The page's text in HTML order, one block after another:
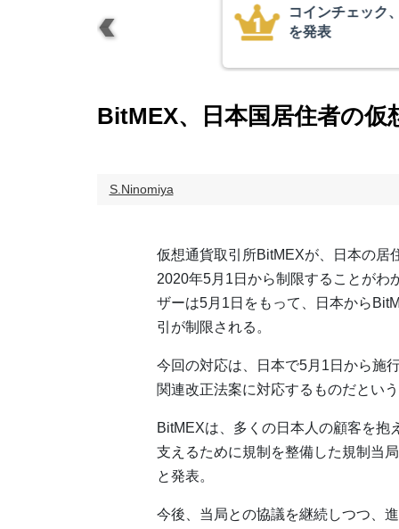
米クラリティー
月まで延期＝報
BitMEX、日本国居住者の仮
S.Ninomiya
仮想通貨取引所BitMEXが、日本の居
2020年5月1日から制限することがわ
ザーは5月1日をもって、日本から
引が制限される。
今回の対応は、日本で5月1日から施
関連改正法案に対応するものだとい
BitMEXは、多くの日本人の顧客を抱
支えるために規制を整備した規制当
と発表。
今後、当局との協議を継続しつつ、